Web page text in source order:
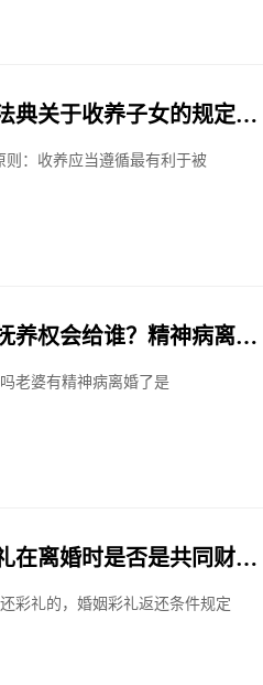
典关于收养子女的规定是
则：收养应当遵循最有利于被
养权会给谁？精神病离婚
老婆有精神病离婚了是
在离婚时是否是共同财
彩礼的，婚姻彩礼返还条件规定